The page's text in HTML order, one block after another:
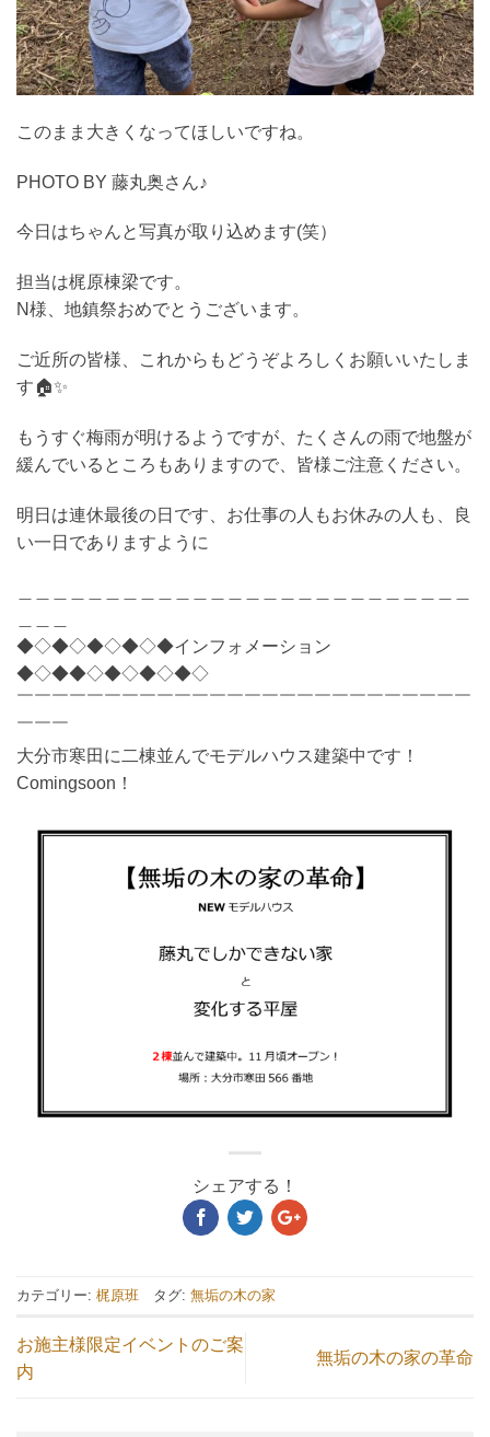
このまま大きくなってほしいですね。
PHOTO BY 藤丸奥さん♪
今日はちゃんと写真が取り込めます(笑）
担当は梶原棟梁です。
N様、地鎮祭おめでとうございます。
ご近所の皆様、これからもどうぞよろしくお願いいたしま
す🏠✨
もうすぐ梅雨が明けるようですが、たくさんの雨で地盤が
緩んでいるところもありますので、皆様ご注意ください。
明日は連休最後の日です、お仕事の人もお休みの人も、良
い一日でありますように
◆◇◆◇◆◇◆◇◆インフォメーション
◆◇◆◆◇◆◇◆◇◆◇
￣￣￣￣￣￣￣￣￣￣￣￣￣￣￣￣￣￣￣￣￣￣￣￣￣￣
￣￣￣
大分市寒田に二棟並んでモデルハウス建築中です！
Comingsoon！
シェアする！
カテゴリー: 梶原班 タグ: 無垢の木の家
お施主様限定イベントのご案
内
無垢の木の家の革命